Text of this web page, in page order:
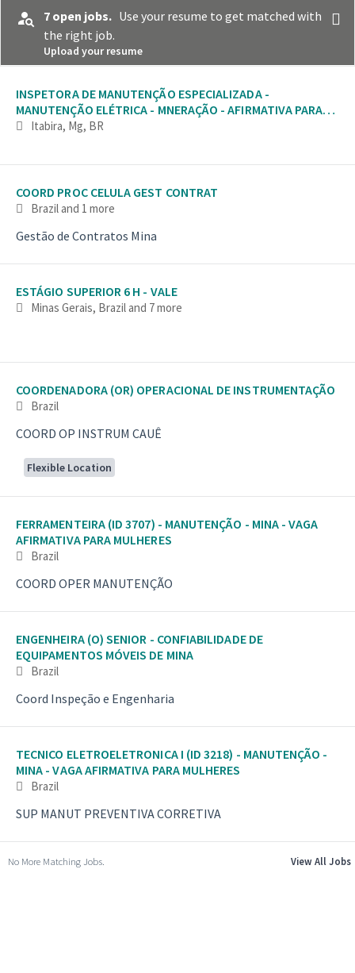
7 open jobs. Use your resume to get matched with
the right job.
Upload your resume
INSPETORA DE MANUTENÇÃO ESPECIALIZADA -
MANUTENÇÃO ELÉTRICA - MNERAÇÃO - AFIRMATIVA PARA
MULHERES
Itabira, Mg, BR
COORD PROC CELULA GEST CONTRAT
Braziland 1 more
Gestão de Contratos Mina
ESTÁGIO SUPERIOR 6 H - VALE
Minas Gerais, Braziland 7 more
COORDENADORA (OR) OPERACIONAL DE INSTRUMENTAÇÃO
Brazil
COORD OP INSTRUM CAUÊ
Flexible Location
FERRAMENTEIRA (ID 3707) - MANUTENÇÃO - MINA - VAGA
AFIRMATIVA PARA MULHERES
Brazil
COORD OPER MANUTENÇÃO
ENGENHEIRA (O) SENIOR - CONFIABILIDADE DE
EQUIPAMENTOS MÓVEIS DE MINA
Brazil
Coord Inspeção e Engenharia
TECNICO ELETROELETRONICA I (ID 3218) - MANUTENÇÃO -
MINA - VAGA AFIRMATIVA PARA MULHERES
Brazil
SUP MANUT PREVENTIVA CORRETIVA
No More Matching Jobs. View All Jobs